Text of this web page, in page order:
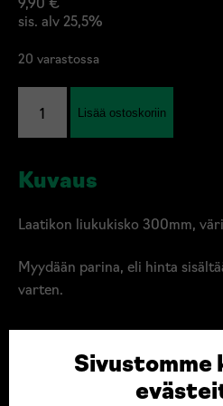
sis. alv 25,5%
20 varastossa
liukukisko
300mm
määrä
Lisää ostoskoriin
Kuvaus
Laatikon liukukisko 300mm,
Myydään parina, eli hinta
varten.
Sivustomme